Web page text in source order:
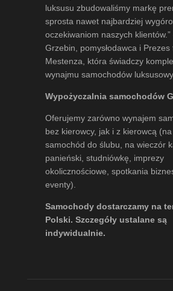
luksusu zbudowaliśmy markę
sprosta nawet najbardziej
oczekiwaniom naszych
Grzebin , pomysłodawca i
Mestenza, która świadczy
wynajmu samochodów
Wypożyczalnia samochodów
Oferujemy zarówno wynajem
bez kierowcy, jak i z kierowcą (na
samochód do ślubu, na wieczór
panieński, studniówkę, imprezy
okolicznościowe, spotkania
eventy).
Samochody dostarczamy na
Polski. Szczegóły ustalane są
indywidualnie.